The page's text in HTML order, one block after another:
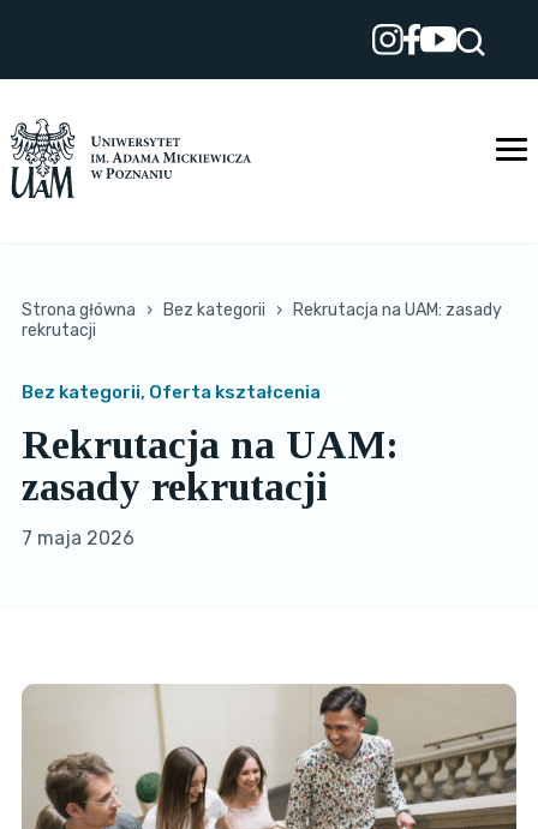
Strona główna › Bez kategorii ›
Rekrutacja na UAM: zasady
rekrutacji
Bez kategorii, Oferta kształcenia
Rekrutacja na UAM:
zasady rekrutacji
7 maja 2026